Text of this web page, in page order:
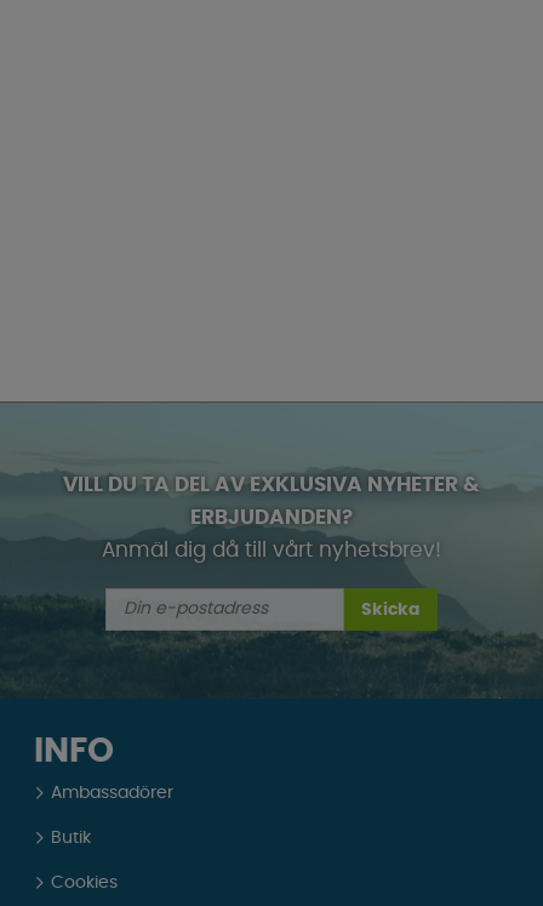
VILL DU TA DEL AV EXKLUSIVA NYHETER &
ERBJUDANDEN?
Anmäl dig då till vårt nyhetsbrev!
Skicka
INFO
Ambassadörer
Butik
Cookies